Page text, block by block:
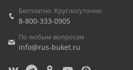
Бесплатно. Круглосуточно
8-800-333-0905
По любым вопросам
info@rus-buket.ru